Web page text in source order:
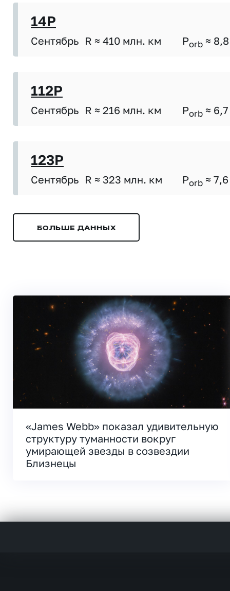
14P
Сентябрь R ≈ 410 млн. км Porb ≈ 8,8
112P
Сентябрь R ≈ 216 млн. км Porb ≈ 6,7
123P
Сентябрь R ≈ 323 млн. км Porb ≈ 7,6
БОЛЬШЕ ДАННЫХ
«James Webb» показал удивительную
структуру туманности вокруг
умирающей звезды в созвездии
Близнецы